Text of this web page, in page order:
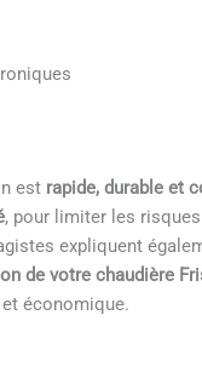
est rapide, durable et
, pour limiter les
expliquent
de votre chaudière
économique.